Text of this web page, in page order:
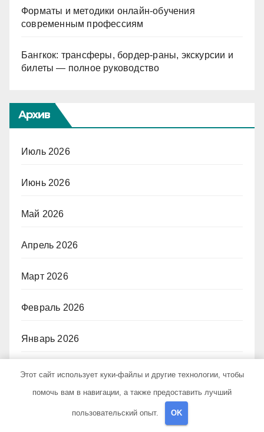
Форматы и методики онлайн-обучения
современным профессиям
Бангкок: трансферы, бордер-раны, экскурсии и
билеты — полное руководство
Архив
Июль 2026
Июнь 2026
Май 2026
Апрель 2026
Март 2026
Февраль 2026
Январь 2026
Ноябрь 2025
Этот сайт использует куки-файлы и другие технологии, чтобы
помочь вам в навигации, а также предоставить лучший
пользовательский опыт. OK